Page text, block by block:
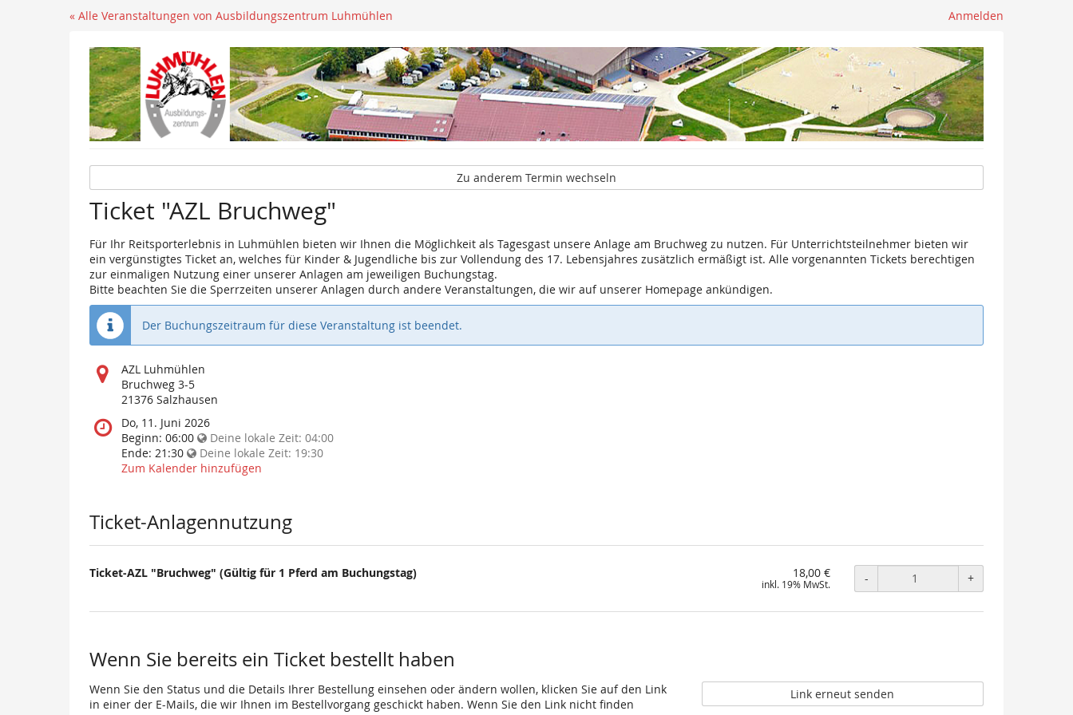
Anmelden
« Alle Veranstaltungen von Ausbildungszentrum Luhmühlen
Zu anderem Termin wechseln
Ticket "AZL Bruchweg"
Für Ihr Reitsporterlebnis in Luhmühlen bieten wir Ihnen die Möglichkeit als Tagesgast unsere Anlage am Bruchweg zu nutzen. Für Unterrichtsteilnehmer bieten wir
ein vergünstigtes Ticket an, welches für Kinder & Jugendliche bis zur Vollendung des 17. Lebensjahres zusätzlich ermäßigt ist. Alle vorgenannten Tickets berechtigen
zur einmaligen Nutzung einer unserer Anlagen am jeweiligen Buchungstag.
Bitte beachten Sie die Sperrzeiten unserer Anlagen durch andere Veranstaltungen, die wir auf unserer Homepage ankündigen.
Der Buchungszeitraum für diese Veranstaltung ist beendet.
Wo
findet
diese
statt?
AZL Luhmühlen
Bruchweg 3-5
21376 Salzhausen
Wann
findet
diese
Veranstaltung
Do, 11. Juni 2026
Beginn: 06:00 Deine lokale Zeit: 04:00
Ende: 21:30 Deine lokale Zeit: 19:30
Zum Kalender hinzufügen
Ticket-Anlagennutzung
Ticket-AZL "Bruchweg" (Gültig für 1 Pferd am Buchungstag) 18,00 €
inkl. 19% MwSt. - +
Wenn Sie bereits ein Ticket bestellt haben
Wenn Sie den Status und die Details Ihrer Bestellung einsehen oder ändern wollen, klicken Sie auf den Link
in einer der E-Mails, die wir Ihnen im Bestellvorgang geschickt haben. Wenn Sie den Link nicht finden
Link erneut senden